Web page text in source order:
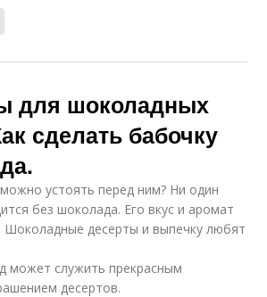
для шоколадных
сделать бабочку
устоять перед ним? Ни один
без шоколада. Его вкус и аромат
Шоколадные десерты и выпечку любят
может служить прекрасным
десертов.